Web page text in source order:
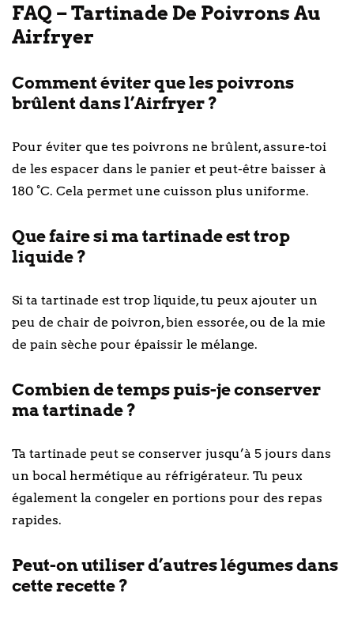
FAQ – Tartinade De Poivrons Au
Airfryer
Comment éviter que les poivrons
brûlent dans l’Airfryer ?
Pour éviter que tes poivrons ne brûlent, assure-toi
de les espacer dans le panier et peut-être baisser à
180 °C. Cela permet une cuisson plus uniforme.
Que faire si ma tartinade est trop
liquide ?
Si ta tartinade est trop liquide, tu peux ajouter un
peu de chair de poivron, bien essorée, ou de la mie
de pain sèche pour épaissir le mélange.
Combien de temps puis-je conserver
ma tartinade ?
Ta tartinade peut se conserver jusqu’à 5 jours dans
un bocal hermétique au réfrigérateur. Tu peux
également la congeler en portions pour des repas
rapides.
Peut-on utiliser d’autres légumes dans
cette recette ?